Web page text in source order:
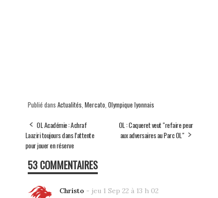
Publié dans Actualités Mercato Olympique lyonnais
OL Académie : Achraf
Laaziri toujours dans l’attente
pour jouer en réserve
OL : Caqueret veut "refaire peur
aux adversaires au Parc OL"
53 COMMENTAIRES
Christo - jeu 1 Sep 22 à 13 h 02